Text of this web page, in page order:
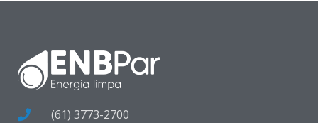
(61) 3773-2700